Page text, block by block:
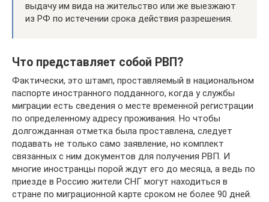
выдачу им вида на жительство или же выезжают
из РФ по истечении срока действия разрешения.
Что представляет собой РВП?
Фактически, это штамп, проставляемый в национальном
паспорте иностранного подданного, когда у службы
миграции есть сведения о месте временной регистрации
по определенному адресу проживания. Но чтобы
долгожданная отметка была проставлена, следует
подавать не только само заявление, но комплект
связанных с ним документов для получения РВП. И
многие иностранцы порой ждут его до месяца, а ведь по
приезде в Россию жители СНГ могут находиться в
стране по миграционной карте сроком не более 90 дней.